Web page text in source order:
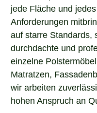
jede Fläche und
Anforderungen
auf starre Standards,
durchdachte und
einzelne
Matratzen,
wir arbeiten
hohen Anspruch an